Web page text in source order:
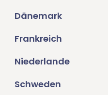
Dänemark
Frankreich
Niederlande
Schweden